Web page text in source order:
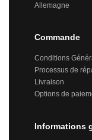
Allemagne
Commande
Conditions
Processus de
Livraison
Options de
Informations